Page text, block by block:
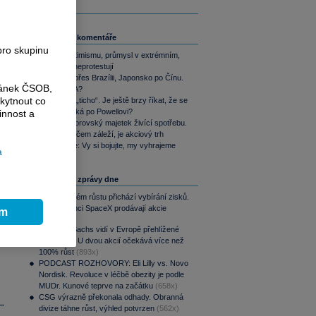
Související komentáře
Akcie v optimismu, průmysl v extrémním,
dluhopisy neprotestují
Od SSSR přes Brazílii, Japonsko po Čínu.
Nebo i USA?
Warshovo „ticho“. Je ještě brzy říkat, že se
trhům stýská po Powellovi?
Yardeni: Obrovský majetek živící spotřebu.
Jediné, na čem záleží, je akciový trh
Perly týdne: Vy si bojujte, my vyhrajeme
Nejčtenější zprávy dne
Po raketovém růstu přichází vybírání zisků.
Zaměstnanci SpaceX prodávají akcie
Goldman Sachs vidí v Evropě přehlížené
příležitosti. U dvou akcií očekává více než
100% růst (893x)
PODCAST ROZHOVORY: Eli Lilly vs. Novo
Nordisk. Revoluce v léčbě obezity je podle
MUDr. Kunové teprve na začátku (658x)
CSG výrazně překonala odhady. Obranná
divize táhne růst, výhled potvrzen (562x)
skupinu
ČSOB,
co
a